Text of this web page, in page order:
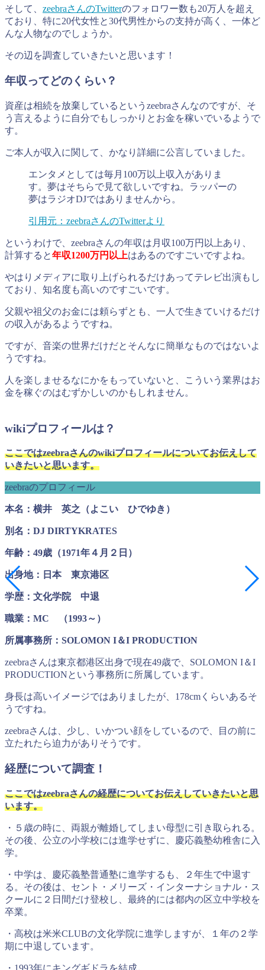
そして、 zeebraさんのTwitterのフォロワー数も20万人を超え
ており、特に20代女性と30代男性からの支持が高く、一体ど
んな人物なのでしょうか。
その辺を調査していきたいと思います！
年収ってどのくらい？
資産は相続を放棄しているというzeebraさんなのですが、そ
う言えるように自分でもしっかりとお金を稼いでいるようで
す。
ご本人が収入に関して、かなり詳細に公言していました。
エンタメとしては毎月100万以上収入がありま
す。夢はそちらで見て欲しいですね。ラッパーの
夢はラジオDJではありませんから。
引用元：zeebraさんのTwitterより
というわけで、zeebraさんの年収は月収100万円以上あり、
計算すると年収1200万円以上はあるのですごいですよね。
やはりメディアに取り上げられるだけあってテレビ出演もし
ており、知名度も高いのですごいです。
父親や祖父のお金には頼らずとも、一人で生きていけるだけ
の収入があるようですね。
ですが、音楽の世界だけだとそんなに簡単なものではないよ
うですね。
人を楽しませるなにかをもっていないと、こういう業界はお
金を稼ぐのはむずかしいのかもしれません。
wikiプロフィールは？
ここではzeebraさんのwikiプロフィールについてお伝えして
いきたいと思います。
zeebraのプロフィール
本名：横井 英之（よこい ひでゆき）
別名：DJ DIRTYKRATES
年齢：49歳（1971年４月２日）
出身地：日本 東京港区
学歴：文化学院 中退
職業：MC （1993～）
所属事務所：SOLOMON I＆I PRODUCTION
zeebraさんは東京都港区出身で現在49歳で、SOLOMON I＆I
PRODUCTIONという事務所に所属しています。
身長は高いイメージではありましたが、178cmくらいあるそ
うですね。
zeebraさんは、少し、いかつい顔をしているので、目の前に
立たれたら迫力がありそうです。
経歴について調査！
ここではzeebraさんの経歴についてお伝えしていきたいと思
います。
・５歳の時に、両親が離婚してしまい母型に引き取られる。
その後、公立の小学校には進学せずに、慶応義塾幼稚舎に入
学。
・中学は、慶応義塾普通塾に進学するも、２年生で中退す
る。その後は、セント・メリーズ・インターナショナル・ス
クールに２日間だけ登校し、最終的には都内の区立中学校を
卒業。
・高校は米米CLUBの文化学院に進学しますが、１年の２学
期に中退しています。
・1993年にキングギドラを結成。